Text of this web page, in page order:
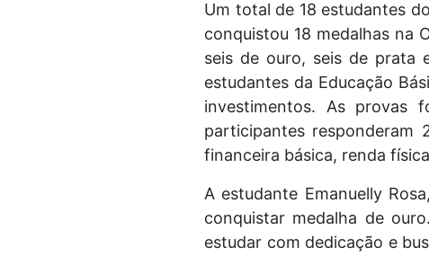
Um total de 18 estudantes
conquistou 18 medalhas na
seis de ouro, seis de prata
estudantes da Educação
investimentos. As provas
participantes responderam
financeira básica, renda
A estudante Emanuelly
conquistar medalha de
estudar com dedicação e